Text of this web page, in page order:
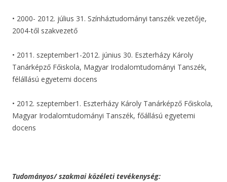
• 2000- 2012. július 31. Színháztudományi tanszék vezetője,
2004-től szakvezető
• 2011. szeptember1-2012. június 30. Eszterházy Károly
Tanárképző Főiskola, Magyar Irodalomtudományi Tanszék,
félállású egyetemi docens
• 2012. szeptember1. Eszterházy Károly Tanárképző Főiskola,
Magyar Irodalomtudományi Tanszék, főállású egyetemi
docens
Tudományos/ szakmai közéleti tevékenység: